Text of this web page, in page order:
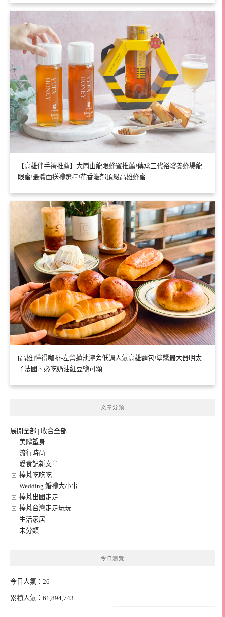
【高雄伴手禮推薦】大崗山龍眼蜂蜜推薦!傳承三代裕發養蜂場龍
眼蜜!最體面送禮選擇!花香濃郁頂級高雄蜂蜜
[高雄]懂得咖啡-左營蓮池潭旁低調人氣高雄麵包!塗醬最大器明太
子法國、必吃奶油紅豆鹽可頌
文章分類
展開全部 | 收合全部
美體塑身
流行時尚
愛食記新文章
捧芃吃吃吃
Wedding 婚禮大小事
捧芃出國走走
捧芃台灣走走玩玩
生活家居
未分類
今日瀏覽
今日人氣：26
累積人氣：61,894,743